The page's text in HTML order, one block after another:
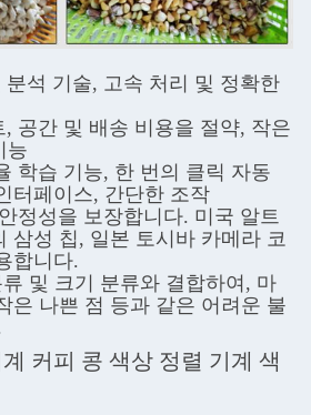
분석 기술, 고속 처리 및 정확한
공간 및 배송 비용을 절약, 작은
능
학습 기능, 한 번의 클릭 자동
터페이스, 간단한 조작
정성을 보장합니다. 미국 알트
삼성 칩, 일본 토시바 카메라 코
합니다.
및 크기 분류와 결합하여, 마
은 나쁜 점 등과 같은 어려운 불
커피 콩 색상 정렬 기계 색